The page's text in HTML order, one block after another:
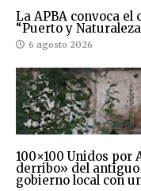
La APBA convoca
“Puerto y
6 agosto 2026
100×100 Unidos
derribo» del antiguo
gobierno local con